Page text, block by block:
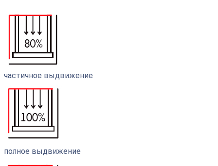
частичное выдвижение
полное выдвижение